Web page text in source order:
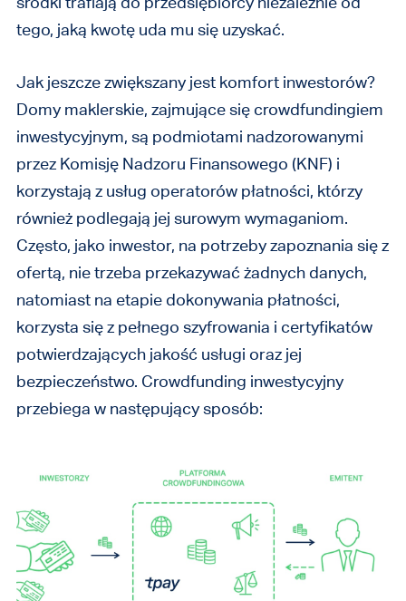
tego, jaką kwotę uda mu się uzyskać.
Jak jeszcze zwiększany jest komfort inwestorów?
Domy maklerskie, zajmujące się crowdfundingiem
inwestycyjnym, są podmiotami nadzorowanymi
przez Komisję Nadzoru Finansowego (KNF) i
korzystają z usług operatorów płatności, którzy
również podlegają jej surowym wymaganiom.
Często, jako inwestor, na potrzeby zapoznania się z
ofertą, nie trzeba przekazywać żadnych danych,
natomiast na etapie dokonywania płatności,
korzysta się z pełnego szyfrowania i certyfikatów
potwierdzających jakość usługi oraz jej
bezpieczeństwo. Crowdfunding inwestycyjny
przebiega w następujący sposób: